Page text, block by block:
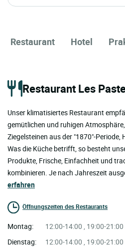
Restaurant Hotel
Restaurant Les
Unser klimatisiertes Restaurant
gemütlichen und ruhigen
Ziegelsteinen aus der "1870"-Periode,
Was die Küche betrifft, so besteht
Produkte, Frische, Einfachheit und
kombinieren. Je nach Jahreszeit
erfahren
Öffnungszeiten des Restaurants
Montag:
12:00-14:00 , 19:00-21:00
Dienstag:
12:00-14:00 , 19:00-21:00